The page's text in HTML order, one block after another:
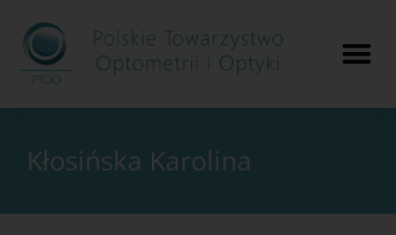
Kłosińska Karolina